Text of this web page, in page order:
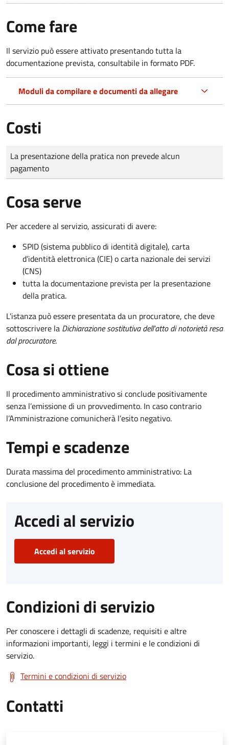
Come fare
Il servizio può essere attivato presentando tutta la
documentazione prevista, consultabile in formato PDF.
Moduli da compilare e documenti da allegare
Costi
Tipo di pagamento
Importo
La presentazione della pratica non prevede alcun
pagamento
Cosa serve
Per accedere al servizio, assicurati di avere:
SPID (sistema pubblico di identità digitale), carta
d’identità elettronica (CIE) o carta nazionale dei servizi
(CNS)
tutta la documentazione prevista per la presentazione
della pratica.
L'istanza può essere presentata da un procuratore, che deve
sottoscrivere la Dichiarazione sostitutiva dell'atto di notorietà resa
dal procuratore.
Cosa si ottiene
Il procedimento amministrativo si conclude positivamente
senza l’emissione di un provvedimento. In caso contrario
l’Amministrazione comunicherà l’esito negativo.
Tempi e scadenze
Durata massima del procedimento amministrativo: La
conclusione del procedimento è immediata.
Accedi al servizio
Accedi al servizio
Condizioni di servizio
Per conoscere i dettagli di scadenze, requisiti e altre
informazioni importanti, leggi i termini e le condizioni di
servizio.
Termini e condizioni di servizio
Contatti